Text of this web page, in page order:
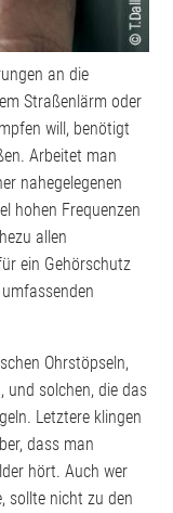
an die
Straßenlärm oder
will, benötigt
Arbeitet man
nahegelegenen
hohen Frequenzen
allen
ein Gehörschutz
Ohrstöpseln,
und solchen, die das
Letztere klingen
dass man
hört. Auch wer
sollte nicht zu den